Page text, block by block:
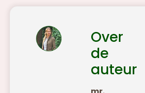
Over
de
auteur